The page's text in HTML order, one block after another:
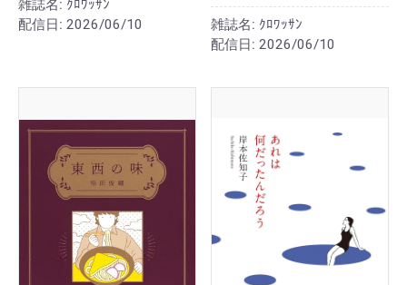
雑誌名: ｸﾛﾜｯｻﾝ
配信日: 2026/06/10 雑誌名: ｸﾛﾜｯｻﾝ
配信日: 2026/06/10